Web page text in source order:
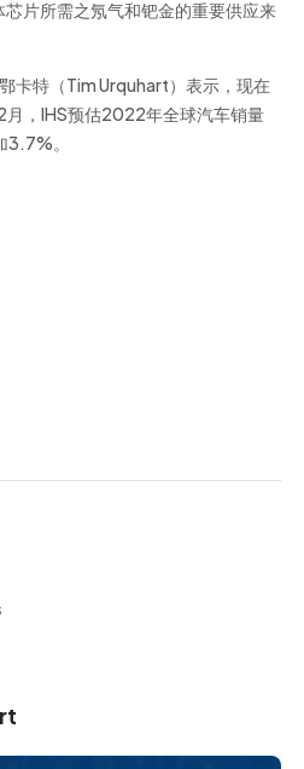
片所需之氖气和钯金的重要供应来
卡特（Tim Urquhart）表示，现在
月，IHS预估2022年全球汽车销量
。